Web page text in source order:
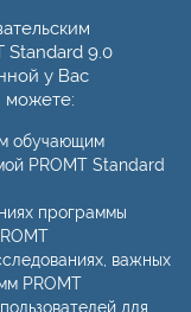
Standard 9.0
у Вас
можете:
обучающим
PROMT Standard
программы
важных
PROMT
для